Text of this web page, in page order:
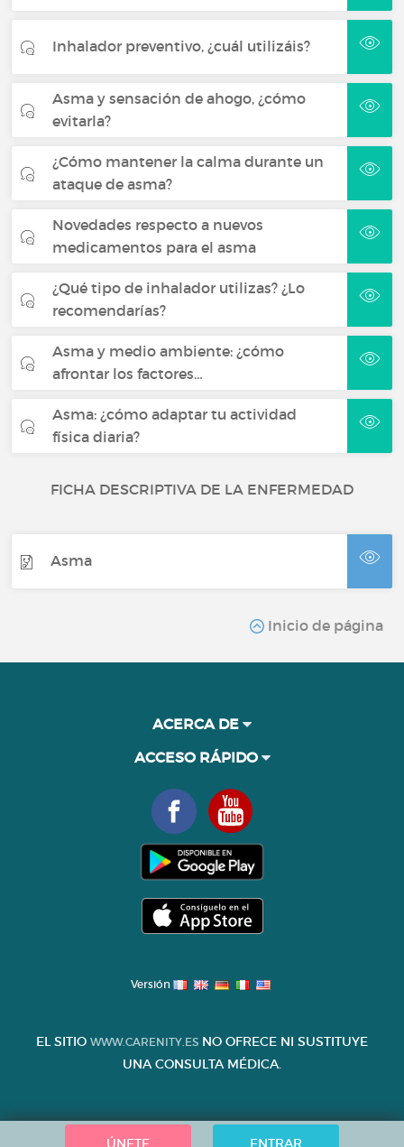
Inhalador preventivo, ¿cuál utilizáis?
Asma y sensación de ahogo, ¿cómo
evitarla?
¿Cómo mantener la calma durante un
ataque de asma?
Novedades respecto a nuevos
medicamentos para el asma
¿Qué tipo de inhalador utilizas? ¿Lo
recomendarías?
Asma y medio ambiente: ¿cómo
afrontar los factores…
Asma: ¿cómo adaptar tu actividad
física diaria?
FICHA DESCRIPTIVA DE LA ENFERMEDAD
Asma
Inicio de página
ÚNETE ENTRAR
ACERCA DE
ACCESO RÁPIDO
Versión
EL SITIO WWW.CARENITY.ES NO OFRECE NI SUSTITUYE
UNA CONSULTA MÉDICA.